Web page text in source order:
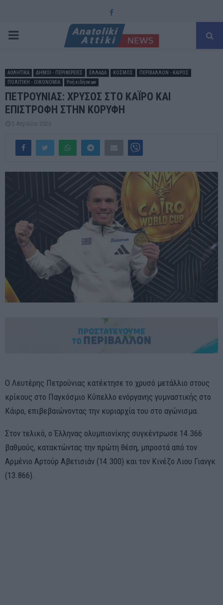
Facebook
PRIMARY
ΑΘΛΗΤΙΚΑ ΔΗΜΟΙ - ΠΕΡΙΦΕΡΕΙΕΣ ΕΛΛΑΔΑ ΚΟΣΜΟΣ
ΠΕΡΙΒΑΛΛΟΝ - ΚΑΙΡΟΣ
ΠΟΛΙΤΙΚΗ - ΟΙΚΟΝΟΜΙΑ
Ροή ειδήσεων
ΠΕΤΡΟΥΝΙΑΣ: ΧΡΥΣΟΣ ΣΤΟ ΚΑΪΡΟ ΚΑΙ
ΕΠΙΣΤΡΟΦΗ ΣΤΗΝ ΚΟΡΥΦΗ
5 Απριλίου 2026
Ο Λευτέρης Πετρούνιας κατέκτησε το χρυσό μετάλλιο στους
κρίκους στο Παγκόσμιο Κύπελλο ενόργανης γυμναστικής στο
Κάιρο, επιβεβαιώνοντας την κυριαρχία του στο αγώνισμα.
Στον τελικό, ο Έλληνας ολυμπιονίκης συγκέντρωσε 14.366
βαθμούς, κατακτώντας την πρώτη θέση, μπροστά από τον
Αρμένιο Αρτούρ Αβετισιάν (14.300) και τον Κινέζο Λιου Γιανγκ
(13.866).